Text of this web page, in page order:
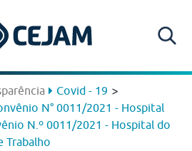
Covid - 19 >
N° 0011/2021 - Hospital
N.º 0011/2021 - Hospital do
Trabalho